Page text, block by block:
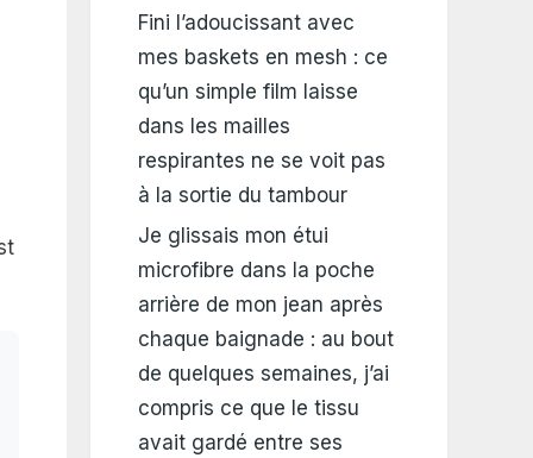
Fini l’adoucissant avec
mes baskets en mesh : ce
qu’un simple film laisse
dans les mailles
respirantes ne se voit pas
à la sortie du tambour
Je glissais mon étui
microfibre dans la poche
arrière de mon jean après
chaque baignade : au bout
de quelques semaines, j’ai
compris ce que le tissu
avait gardé entre ses